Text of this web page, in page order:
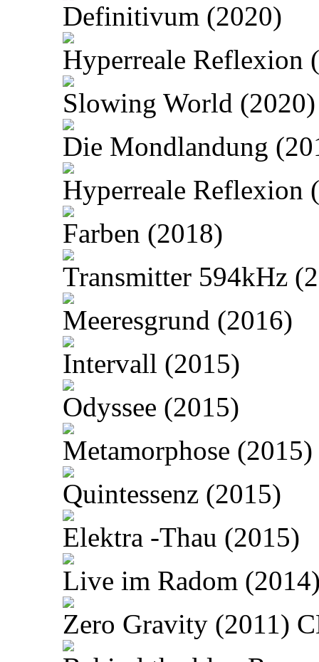
Definitivum (2020)
Hyperreale Reflexion
Slowing World (2020)
Die Mondlandung
Hyperreale Reflexion
Farben (2018)
Transmitter 594kHz
Meeresgrund (2016)
Intervall (2015)
Odyssee (2015)
Metamorphose (2015)
Quintessenz (2015)
Elektra -Thau (2015)
Live im Radom
Zero Gravity (2011)